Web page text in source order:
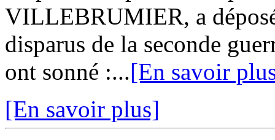
VILLEBRUMIER, a
disparus de la seconde
ont sonné :...[En savoir
[En savoir plus]